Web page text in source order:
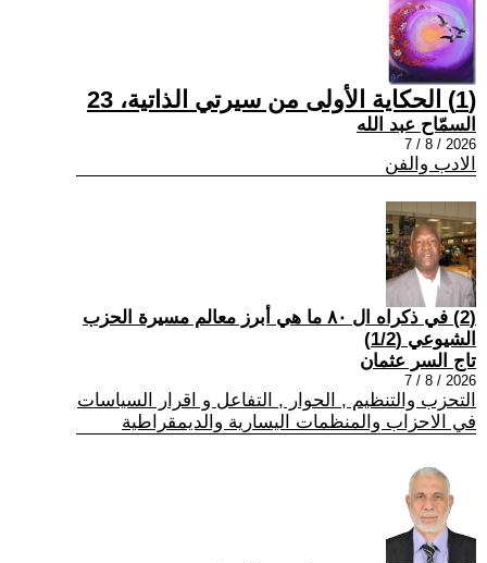
(1) الحكاية الأولى من سيرتي الذاتية، 23
السمّاح عبد الله
2026 / 8 / 7
الادب والفن
(2) في ذكراه ال ٨٠ ما هي أبرز معالم مسيرة الحزب
الشيوعي (1/2)
تاج السر عثمان
2026 / 8 / 7
التحزب والتنظيم , الحوار , التفاعل و اقرار السياسات
في الاحزاب والمنظمات اليسارية والديمقراطية